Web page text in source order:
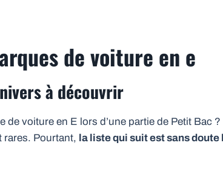
de voiture en e
à découvrir
voiture en E lors d’une partie de Petit Bac ?
rares. Pourtant, la liste qui suit est sans doute